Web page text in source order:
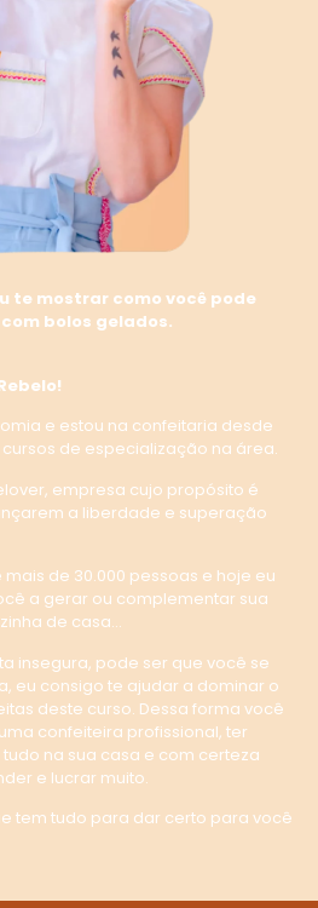
te mostrar como você pode
bolos gelados.
e estou na confeitaria desde
cursos de especialização na área.
empresa cujo propósito é
a liberdade e superação
de 30.000 pessoas e hoje eu
a gerar ou complementar sua
de casa…
insegura, pode ser que você se
eu consigo te ajudar a dominar o
deste curso. Dessa forma você
confeiteira profissional, ter
na sua casa e com certeza
e lucrar muito.
tem tudo para dar certo para você